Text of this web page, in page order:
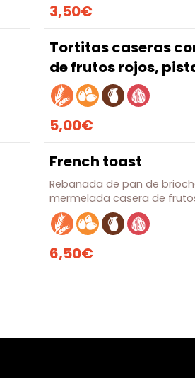
3,50€
Tortitas caseras
de frutos rojos,
5,00€
French toast
Rebanada de pan de
mermelada casera de
6,50€